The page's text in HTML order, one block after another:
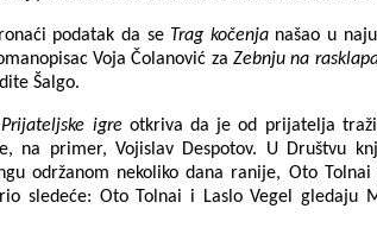
podatak da se Trag kočenjanašao u
Voja Čolanović za Zebnju na
Šalgo.
igreotkriva da je od prijatelja
na primer, Vojislav Despotov. U Društvu
održanom nekoliko dana ranije, Oto
sledeće: Oto Tolnai i Laslo Vegel gledaju